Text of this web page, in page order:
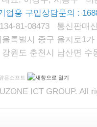
업용 구입상담문의 :
81-08473 통신판매
특별시 중구 을지로1
원도 춘천시 남산면
은소프트
ICT GROUP. All